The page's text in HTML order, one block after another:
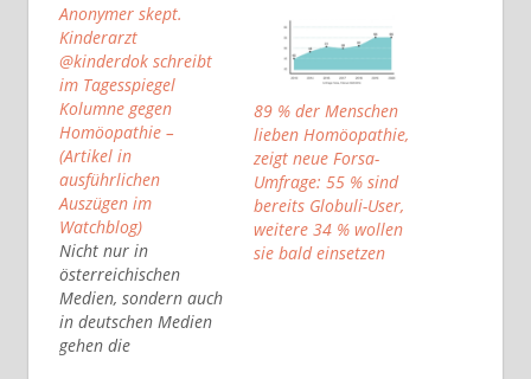
Anonymer skept.
Kinderarzt
@kinderdok schreibt
im Tagesspiegel
Kolumne gegen
Homöopathie –
(Artikel in
ausführlichen
Auszügen im
Watchblog)
Nicht nur in
österreichischen
Medien, sondern auch
in deutschen Medien
gehen die
89 % der Menschen
lieben Homöopathie,
zeigt neue Forsa-
Umfrage: 55 % sind
bereits Globuli-User,
weitere 34 % wollen
sie bald einsetzen